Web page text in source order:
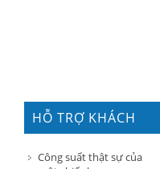
HỖ TRỢ KHÁCH
HÀNG
Công suất thật sự của